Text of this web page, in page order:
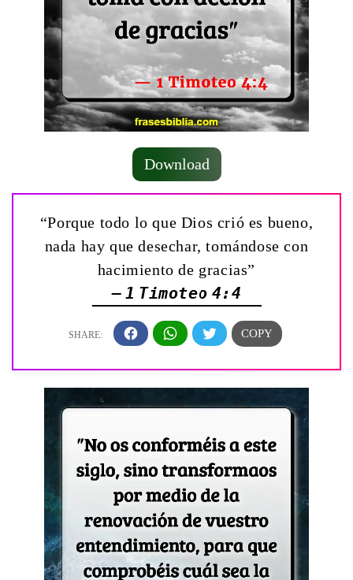
Download
“Porque todo lo que Dios crió es bueno,
nada hay que desechar, tomándose con
hacimiento de gracias”
— 1 Timoteo 4:4